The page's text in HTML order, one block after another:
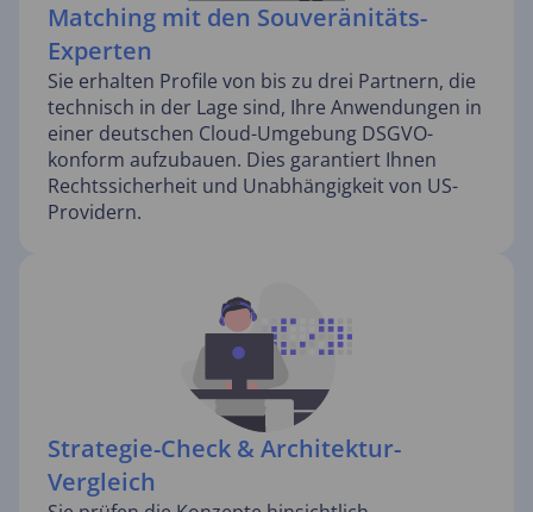
Matching mit den Souveränitäts-
Experten
Sie erhalten Profile von bis zu drei Partnern, die
technisch in der Lage sind, Ihre Anwendungen in
einer deutschen Cloud-Umgebung DSGVO-
konform aufzubauen. Dies garantiert Ihnen
Rechtssicherheit und Unabhängigkeit von US-
Providern.
Strategie-Check & Architektur-
Vergleich